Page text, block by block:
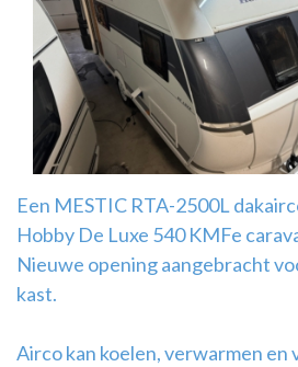
Comfort ‘
airco
Airco
montage
Een MESTIC RTA-2500L
Hobby De Luxe 540 KMFe
Nieuwe opening aangebracht
kast.
Airco kan koelen, verwarmen en